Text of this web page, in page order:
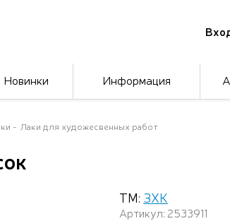
Новинки Информация
Лаки для художесвенных работ
ТМ: ЗХК
Артикул: 2533911